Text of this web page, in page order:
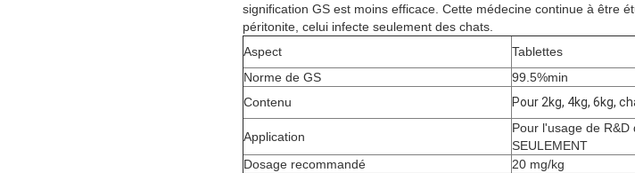
signification GS est moins efficace. Cette médecine continue à être
péritonite, celui infecte seulement des chats.
Aspect
Tablettes
Norme de GS
99.5%min
Contenu
Pour 2kg, 4kg, 6kg,
Application
Pour l'usage de R&D
SEULEMENT
Dosage recommandé
20 mg/kg